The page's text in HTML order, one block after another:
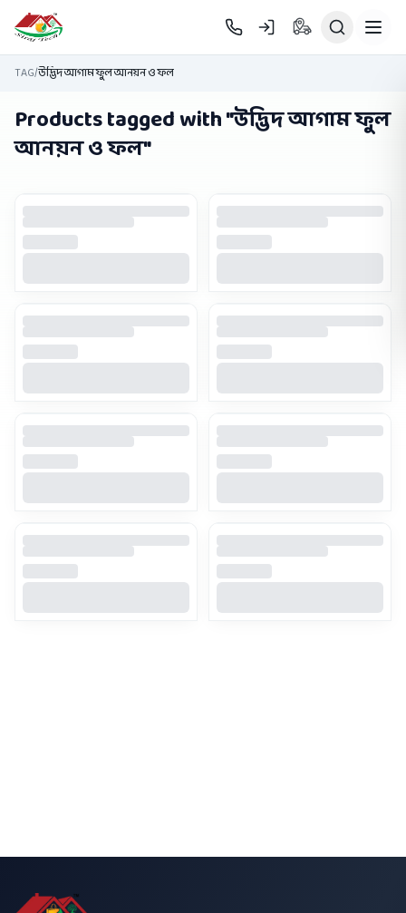
Skip to main content
TAG/উদ্ভিদ আগাম ফুল আনয়ন ও ফল
Products tagged with "উদ্ভিদ আগাম ফুল
আনয়ন ও ফল"